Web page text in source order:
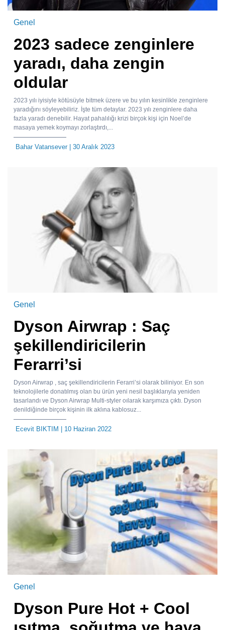
Genel
2023 sadece zenginlere
yaradı, daha zengin
oldular
2023 yılı iyisiyle kötüsüyle bitmek üzere ve bu yılın kesinlikle zenginlere
yaradığını söyleyebiliriz. İşte tüm detaylar. 2023 yılı zenginlere daha
fazla yaradı denebilir. Hayat pahalılığı krizi birçok kişi için Noel’de
masaya yemek koymayı zorlaştırdı,...
Bahar Vatansever| 30 Aralık 2023
Genel
Dyson Airwrap : Saç
şekillendiricilerin
Ferarri’si
Dyson Airwrap , saç şekillendiricilerin Ferarri’si olarak biliniyor. En son
teknolojilerle donatılmış olan bu ürün yeni nesil başlıklarıyla yeniden
tasarlandı ve Dyson Airwrap Multi-styler oılarak karşımıza çıktı. Dyson
denildiğinde birçok kişinin ilk aklına kablosuz...
Ecevit BIKTIM | 10 Haziran 2022
Genel
Dyson Pure Hot + Cool